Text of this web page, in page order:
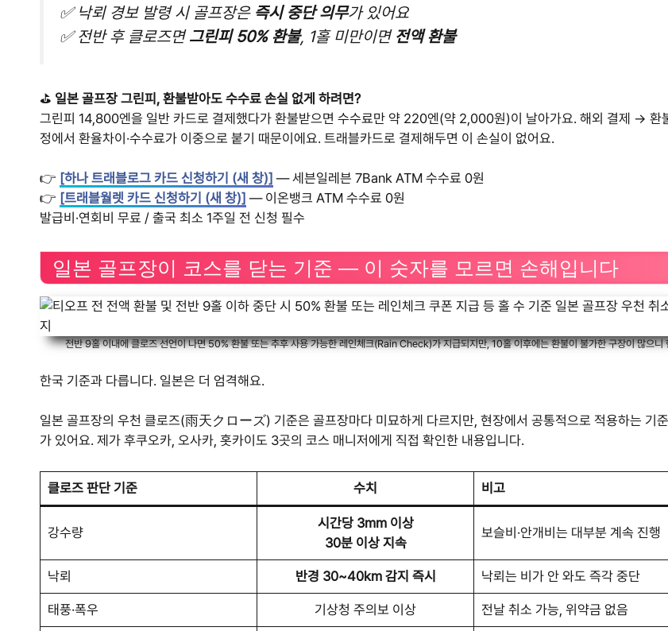
✅ 낙뢰 경보 발령 시 골프장은 즉시 중단 의무가 있어요
✅ 전반 후 클로즈면그린피 50% 환불, 1홀 미만이면 전액 환불
⛳ 일본 골프장 그린피, 환불받아도 수수료 손실 없게 하려면?
그린피 14,800엔을 일반 카드로 결제했다가 환불받으면 수수료만 약 220엔(약 2,000원)이 날아가요. 해외 결제 → 환
정에서 환율차이·수수료가 이중으로 붙기 때문이에요. 트래블카드로 결제해두면 이 손실이 없어요.
👉 [하나 트래블로그 카드 신청하기 (새 창)] — 세븐일레븐 7Bank ATM 수수료 0원
👉 [트래블월렛 카드 신청하기 (새 창)] — 이온뱅크 ATM 수수료 0원
발급비·연회비 무료 / 출국 최소 1주일 전 신청 필수
일본 골프장이 코스를 닫는 기준 — 이 숫자를 모르면 손해입니다
전반 9홀 이내에 클로즈 선언이 나면 50% 환불 또는 추후 사용 가능한 레인체크(Rain Check)가 지급되지만, 10홀 이후에는 환불이 불가한 구장이 많으니
한국 기준과 다릅니다. 일본은 더 엄격해요.
일본 골프장의 우천 클로즈(雨天クローズ) 기준은 골프장마다 미묘하게 다르지만, 현장에서 공통적으로 적용하는 기준
가 있어요. 제가 후쿠오카, 오사카, 홋카이도 3곳의 코스 매니저에게 직접 확인한 내용입니다.
클로즈 판단 기준 수치 비고
강수량
시간당 3mm 이상
30분 이상 지속
보슬비·안개비는 대부분 계속 진행
낙뢰 반경 30~40km 감지 즉시 낙뢰는 비가 안 와도 즉각 중단
태풍·폭우 기상청 주의보 이상 전날 취소 가능, 위약금 없음